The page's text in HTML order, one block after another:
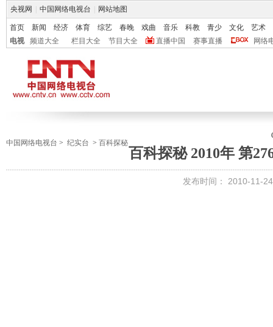
央视网 中国网络电视台 网站地图
首页 新闻 经济 体育 综艺 春晚 戏曲 音乐 科教 青少 文化
艺术
电视
频道大全 栏目大全 节目大全 直播中国 赛事直播 网络
中国网络电视台 > 纪实台 > 百科探秘
百科探秘 2010年 第
发布时间： 2010-11-